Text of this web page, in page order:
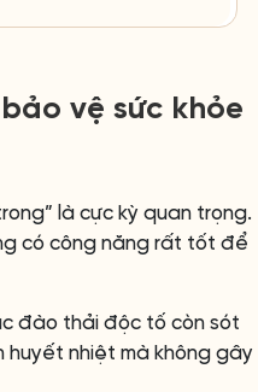
vệ sức khỏe
là cực kỳ quan trọng.
có công năng rất tốt để
đào thải độc tố còn sót
huyết nhiệt mà không gây